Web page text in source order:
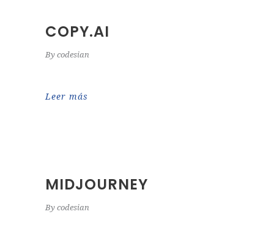
COPY.AI
By codesian
Leer más
MIDJOURNEY
By codesian